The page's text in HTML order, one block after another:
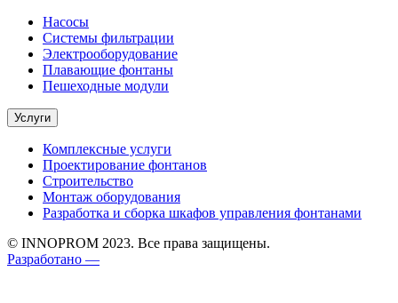
Насосы
Системы фильтрации
Электрооборудование
Плавающие фонтаны
Пешеходные модули
Услуги
Комплексные услуги
Проектирование фонтанов
Строительство
Монтаж оборудования
Разработка и сборка шкафов управления фонтанами
© INNOPROM 2023. Все права защищены.
Разработано —